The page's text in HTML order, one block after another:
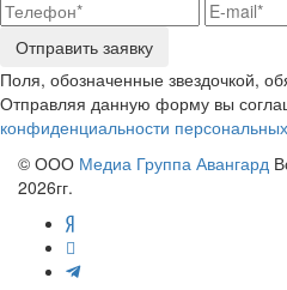
Отправить заявку
Поля, обозначенные звездочкой,
Отправляя данную форму вы
конфиденциальности
© ООО Медиа Группа Авангард
2026гг.